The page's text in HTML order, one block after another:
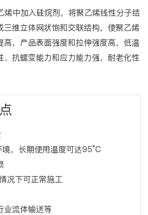
中加入硅烷剂，将聚乙烯线性分子结
三维立体网状饱和交联结构，使聚乙烯
高，产品表面强度和拉伸强度高，低温
、抗蠕变能力和应力能力强，耐老化性
，长期使用温度可达95°C
况下可正常施工
业流体输送等